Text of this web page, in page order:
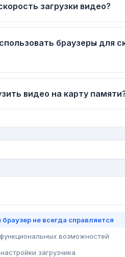
загрузки видео?
браузеры для
видео на карту
не всегда справляется
возможностей
загрузчика